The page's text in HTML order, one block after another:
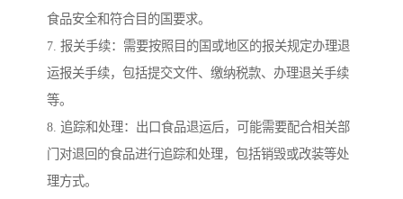
食品安全和符合目的国要求。
7. 报关手续：需要按照目的国或地区的报关规定办理退
运报关手续，包括提交文件、缴纳税款、办理退关手续
等。
8. 追踪和处理：出口食品退运后，可能需要配合相关部
门对退回的食品进行追踪和处理，包括销毁或改装等处
理方式。